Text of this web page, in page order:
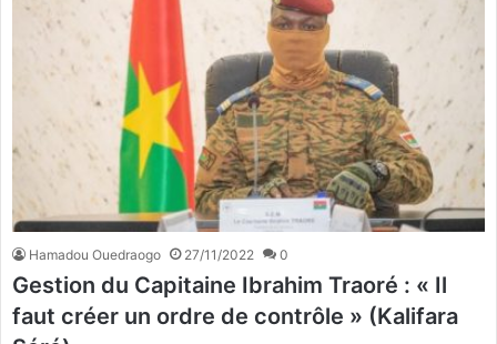
Hamadou Ouedraogo 27/11/2022 0
Gestion du Capitaine Ibrahim Traoré : « Il
faut créer un ordre de contrôle » (Kalifara